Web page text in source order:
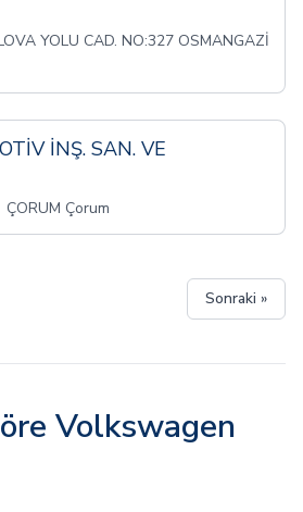
YOLU CAD. NO:327 OSMANGAZİ
İNŞ. SAN. VE
Çorum
Sonraki »
Volkswagen